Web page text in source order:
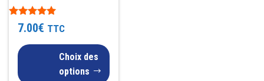
Note
4.857.00€ TTC
Choix des
options
choisies
sur
page
du